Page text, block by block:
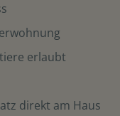
erlaubt
direkt am Haus